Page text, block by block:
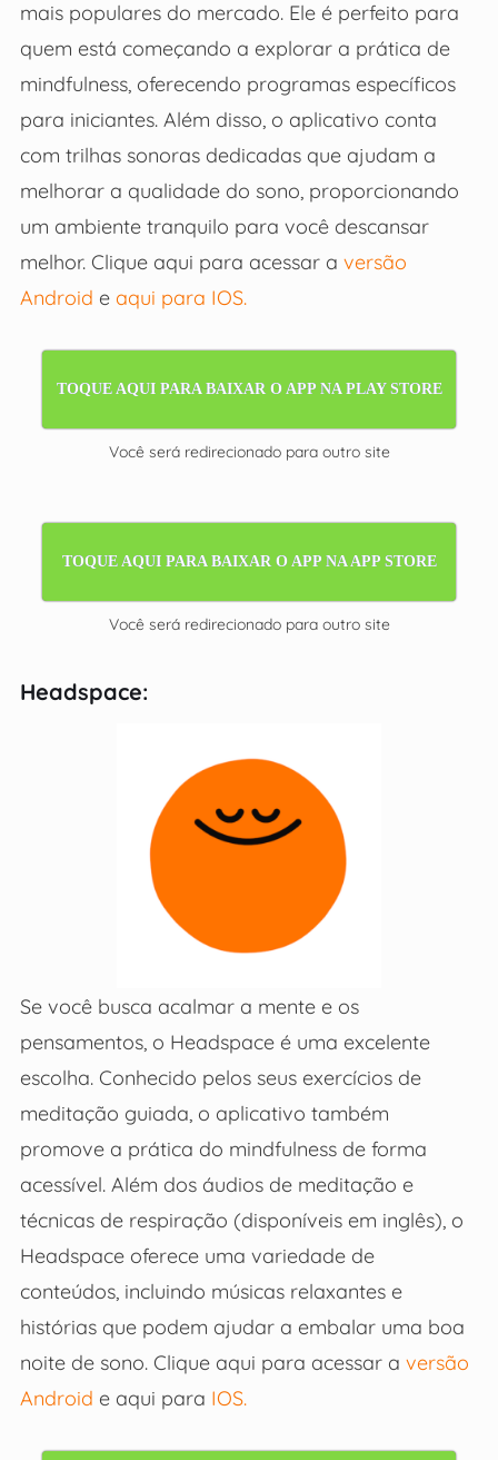
mais populares do mercado. Ele é perfeito para
quem está começando a explorar a prática de
mindfulness, oferecendo programas específicos
para iniciantes. Além disso, o aplicativo conta
com trilhas sonoras dedicadas que ajudam a
melhorar a qualidade do sono, proporcionando
um ambiente tranquilo para você descansar
melhor. Clique aqui para acessar a versão
Android e aqui para IOS.
TOQUE AQUI PARA BAIXAR O APP NA PLAY STORE
Você será redirecionado para outro site
TOQUE AQUI PARA BAIXAR O APP NA APP STORE
Você será redirecionado para outro site
Headspace:
Sevocê busca acalmar a mente e os
pensamentos, o Headspace é uma excelente
escolha. Conhecido pelos seus exercícios de
meditação guiada, o aplicativo também
promove a prática do mindfulness de forma
acessível. Além dos áudios de meditação e
técnicas de respiração (disponíveis em inglês), o
Headspace oferece uma variedade de
conteúdos, incluindo músicas relaxantes e
histórias que podem ajudar a embalar uma boa
noite de sono. Clique aqui para acessar a versão
Android e aqui para IOS.